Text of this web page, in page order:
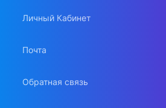
Личный Кабинет
Почта
Обратная связь